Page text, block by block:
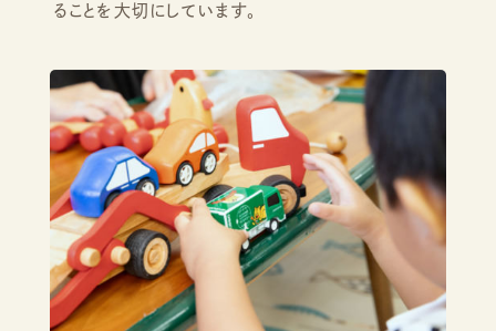
ることを大切にしています。